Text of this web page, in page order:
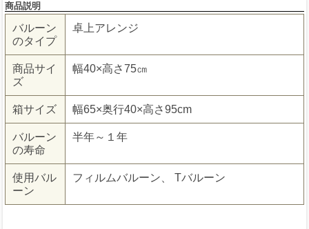
商品説明
バルーン
のタイプ
卓上アレンジ
商品サイ
ズ
幅40×高さ75㎝
箱サイズ 幅65×奥行40×高さ95cm
バルーン
の寿命
半年～１年
使用バル
ーン
フィルムバルーン、 Tバルーン